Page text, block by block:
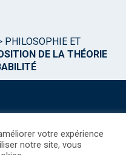
PHILOSOPHIE ET
DE LA THÉORIE
votre expérience
notre site, vous